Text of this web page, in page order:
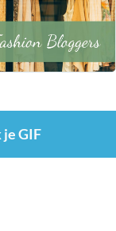
je GIF